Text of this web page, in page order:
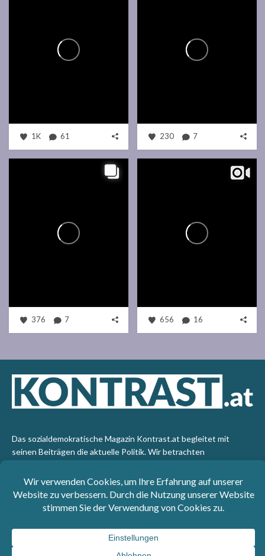
1K 61 230 7
376 7 656 16
Das sozialdemokratische Magazin Kontrast.at begleitet mit
seinen Beiträgen die aktuelle Politik. Wir betrachten
emanzipatorischen Standpunkt aus. Kontrast wirft den Blick der
sozialen Gerechtigkeit auf die Welt.
: SPÖ-Klub - 1017 Wien - Telefon: +43 1 40110-
3393 - e-mail: redaktion@kontrast.at -